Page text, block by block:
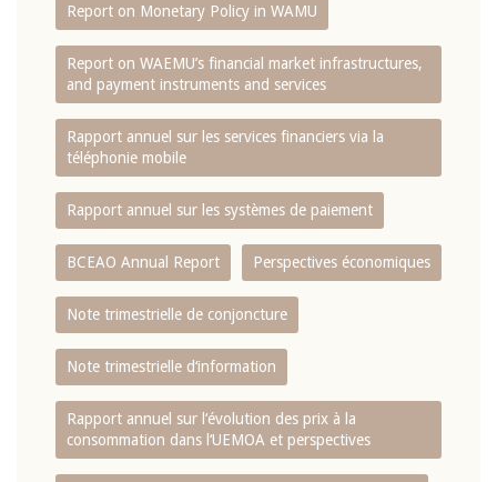
Report on Monetary Policy in WAMU
Report on WAEMU’s financial market infrastructures,
and payment instruments and services
Rapport annuel sur les services financiers via la
téléphonie mobile
Rapport annuel sur les systèmes de paiement
BCEAO Annual Report Perspectives économiques
Note trimestrielle de conjoncture
Note trimestrielle d‘information
Rapport annuel sur l‘évolution des prix à la
consommation dans l‘UEMOA et perspectives